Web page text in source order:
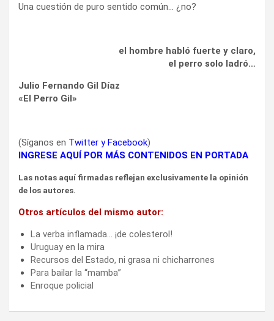
Una cuestión de puro sentido común… ¿no?
el hombre habló fuerte y claro,
el perro solo ladró…
Julio Fernando Gil Díaz
«El Perro Gil»
(Síganos en Twitter yFacebook)
INGRESE AQUÍ POR MÁS CONTENIDOS EN PORTADA
Las notas aquí firmadas reflejan exclusivamente la opinión
de los autores.
Otros artículos del mismo autor:
La verba inflamada… ¡de colesterol!
Uruguay en la mira
Recursos del Estado, ni grasa ni chicharrones
Para bailar la “mamba”
Enroque policial